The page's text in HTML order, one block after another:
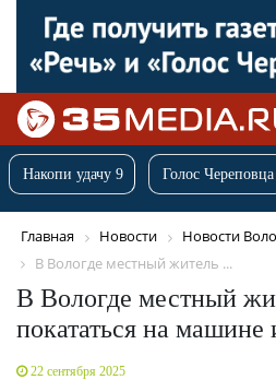
Накопи удачу 9 Голос Череповца
Главная Новости
Новости
В Вологде местный житель ...
В Вологде местный
покататься на машине
22 сентября 2025